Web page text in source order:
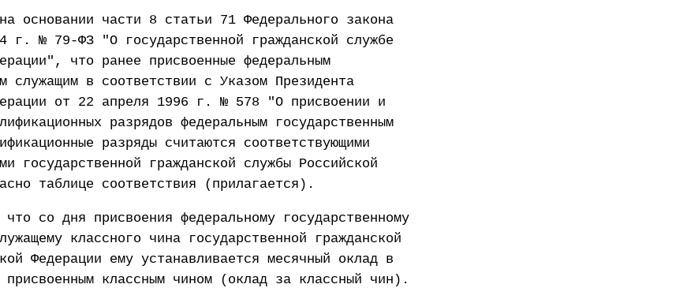
основании части 8 статьи 71 Федерального закона
г. № 79-ФЗ "О государственной гражданской службе
что ранее присвоенные федеральным
служащим в соответствии с Указом Президента
от 22 апреля 1996 г. № 578 "О присвоении и
разрядов федеральным государственным
разряды считаются соответствующими
государственной гражданской службы Российской
таблице соответствия (прилагается).
со дня присвоения федеральному государственному
классного чина государственной гражданской
Федерации ему устанавливается месячный оклад в
присвоенным классным чином (оклад за классный чин).